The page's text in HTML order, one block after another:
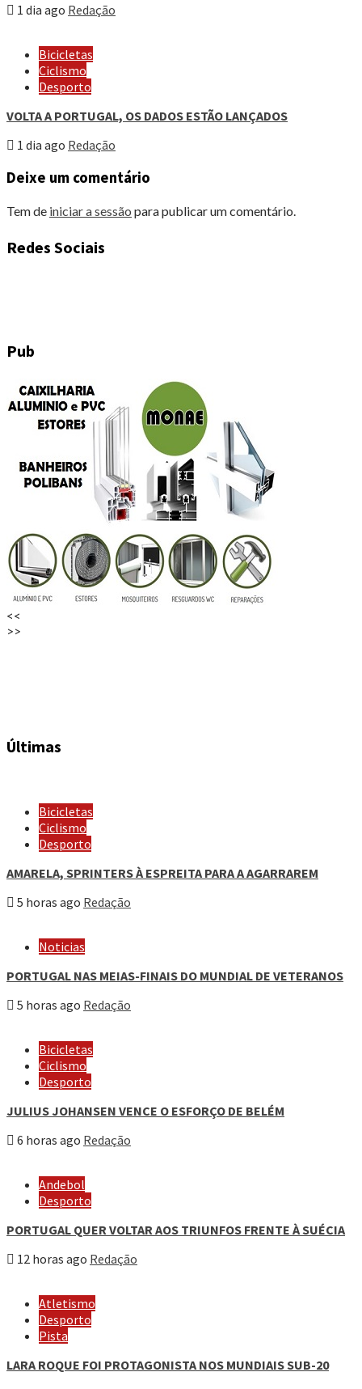
1 dia ago Redação
Bicicletas
Ciclismo
Desporto
VOLTA A PORTUGAL, OS DADOS ESTÃO LANÇADOS
1 dia ago Redação
Deixe um comentário
Tem de iniciar a sessão para publicar um comentário.
Redes Sociais
Pub
<<
>>
Últimas
Bicicletas
Ciclismo
Desporto
AMARELA, SPRINTERS À ESPREITA PARA A AGARRAREM
5 horas ago Redação
Noticias
PORTUGAL NAS MEIAS-FINAIS DO MUNDIAL DE VETERANOS
5 horas ago Redação
Bicicletas
Ciclismo
Desporto
JULIUS JOHANSEN VENCE O ESFORÇO DE BELÉM
6 horas ago Redação
Andebol
Desporto
PORTUGAL QUER VOLTAR AOS TRIUNFOS FRENTE À SUÉCIA
12 horas ago Redação
Atletismo
Desporto
Pista
LARA ROQUE FOI PROTAGONISTA NOS MUNDIAIS SUB-20